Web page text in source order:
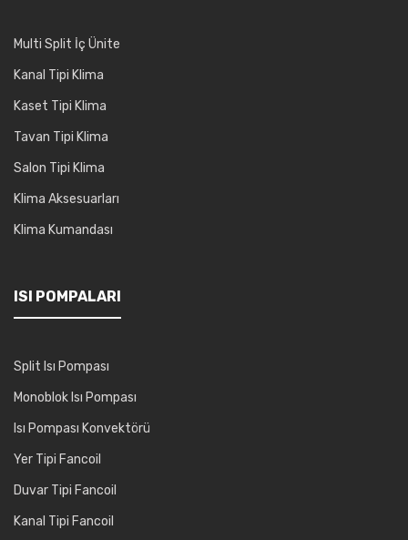
Multi Split İç Ünite
Kanal Tipi Klima
Kaset Tipi Klima
Tavan Tipi Klima
Salon Tipi Klima
Klima Aksesuarları
Klima Kumandası
ISI POMPALARI
Split Isı Pompası
Monoblok Isı Pompası
Isı Pompası Konvektörü
Yer Tipi Fancoil
Duvar Tipi Fancoil
Kanal Tipi Fancoil